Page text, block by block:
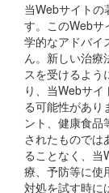
当Webサイトの
す。このWebサ
学的なアドバイ
ん。新しい治療
スを受けるよう
り、当Webサ
る可能性があり
ント、健康食品
されたものでは
ることなく、当
療、予防等に使
対処を試す時に